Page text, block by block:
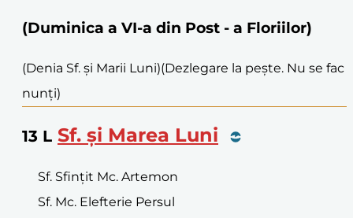
(Duminica a VI-a din Post - a Floriilor)
(Denia Sf. și Marii Luni)(Dezlegare la pește. Nu se fac
nunți)
13 L Sf. și Marea Luni
Sf. Sfințit Mc. Artemon
Sf. Mc. Elefterie Persul